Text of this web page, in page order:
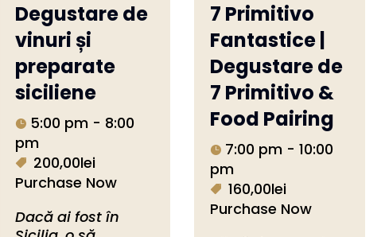
Degustare de
vinuri și
preparate
siciliene
5:00 pm - 8:00
pm
200,00lei
Purchase Now
Dacă ai fost în
7 Primitivo
Fantastice |
Degustare de
7 Primitivo &
Food Pairing
7:00 pm - 10:00
pm
160,00lei
Purchase Now